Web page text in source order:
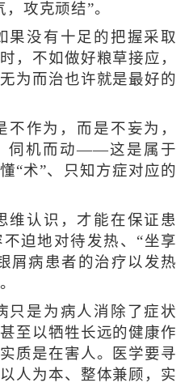
攻克顽结”。
没有十足的把握采取
，不如做好粮草接应，
为而治也许就是最好的
作为，而是不妄为，
伺机而动——这是属于
“术”、只知方症对应的
认识，才能在保证患
迫地对待发热、“坐享
屑病患者的治疗以发热
是为病人消除了症状
至以牺牲长远的健康作
质是在害人。医学要寻
人为本、整体兼顾，实